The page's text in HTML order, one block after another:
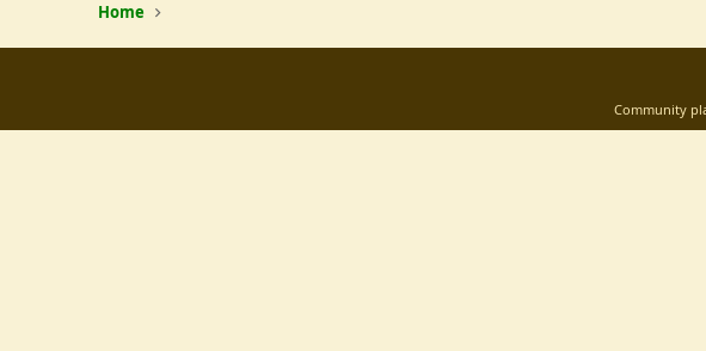
Home
Community